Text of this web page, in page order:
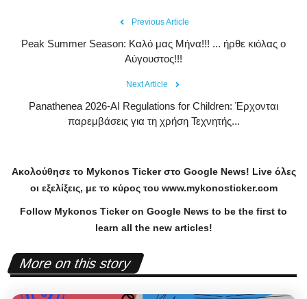
Previous Article
Peak Summer Season: Kαλό μας Μήνα!!! ... ήρθε κιόλας ο
Αύγουστος!!!
Next Article
Panathenea 2026-AI Regulations for Children: Έρχονται
παρεμβάσεις για τη χρήση Τεχνητής...
Ακολούθησε το Mykonos Tickerστο Google News! Liveόλες
οι εξελίξεις, με το κύρος του www.mykonosticker.com
Follow Mykonos Ticker on Google News to be the first to
learn all the new articles!
More on this story